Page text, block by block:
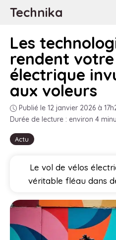
AllerTechnika
Actu
Les
rendent
électrique
aux voleurs
Publié le 12 janvier 2026 à
Durée de lecture : environ 4
Le vol de vélos
véritable fléau dans